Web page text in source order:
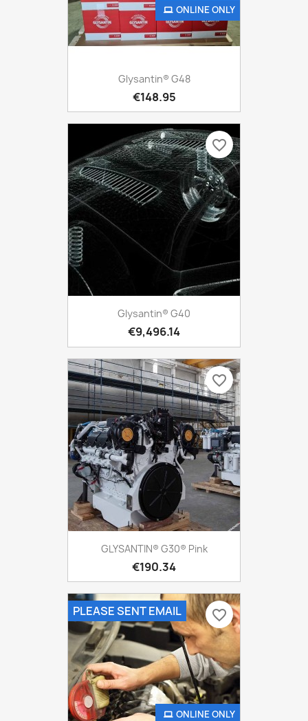
Glysantin® G48
€148.95
ONLINE ONLY
Glysantin® G40
€9,496.14
favorite_border
GLYSANTIN® G30® Pink
€190.34
favorite_border
ONLINE ONLY
PLEASE SENT EMAIL favorite_border